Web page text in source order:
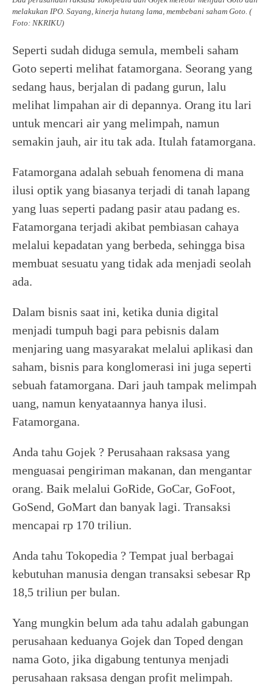
melakukan IPO. Sayang, kinerja hutang lama, membebani saham Goto. (
Foto: NKRIKU)
Seperti sudah diduga semula, membeli saham
Goto seperti melihat fatamorgana. Seorang yang
sedang haus, berjalan di padang gurun, lalu
melihat limpahan air di depannya. Orang itu lari
untuk mencari air yang melimpah, namun
semakin jauh, air itu tak ada. Itulah fatamorgana.
Fatamorgana adalah sebuah fenomena di mana
ilusi optik yang biasanya terjadi di tanah lapang
yang luas seperti padang pasir atau padang es.
Fatamorgana terjadi akibat pembiasan cahaya
melalui kepadatan yang berbeda, sehingga bisa
membuat sesuatu yang tidak ada menjadi seolah
ada.
Dalam bisnis saat ini, ketika dunia digital
menjadi tumpuh bagi para pebisnis dalam
menjaring uang masyarakat melalui aplikasi dan
saham, bisnis para konglomerasi ini juga seperti
sebuah fatamorgana. Dari jauh tampak melimpah
uang, namun kenyataannya hanya ilusi.
Fatamorgana.
Anda tahu Gojek ? Perusahaan raksasa yang
menguasai pengiriman makanan, dan mengantar
orang. Baik melalui GoRide, GoCar, GoFoot,
GoSend, GoMart dan banyak lagi. Transaksi
mencapai rp 170 triliun.
Anda tahu Tokopedia ? Tempat jual berbagai
kebutuhan manusia dengan transaksi sebesar Rp
18,5 triliun per bulan.
Yang mungkin belum ada tahu adalah gabungan
perusahaan keduanya Gojek dan Toped dengan
nama Goto, jika digabung tentunya menjadi
perusahaan raksasa dengan profit melimpah.